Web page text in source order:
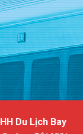
Du Lịch Bay